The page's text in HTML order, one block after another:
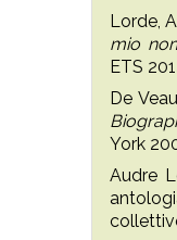
Lorde,
mio
ETS
De
York
Audre